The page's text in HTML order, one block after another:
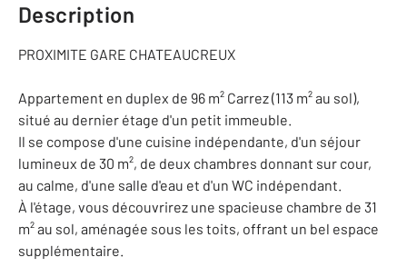
Description
PROXIMITE GARE CHATEAUCREUX
Appartement en duplex de 96 m² Carrez (113 m² au sol),
situé au dernier étage d'un petit immeuble.
Il se compose d'une cuisine indépendante, d'un séjour
lumineux de 30 m², de deux chambres donnant sur cour,
au calme, d'une salle d'eau et d'un WC indépendant.
À l'étage, vous découvrirez une spacieuse chambre de 31
m² au sol, aménagée sous les toits, offrant un bel espace
supplémentaire.